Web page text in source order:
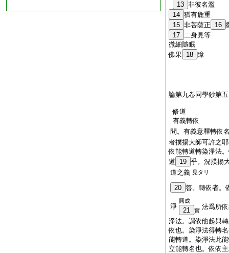
13 非彼名濫
14 猶有麁重
15 非菩薩正 16
17 二身見等
微細隨眠
佛果 18 障
論第九卷同學鈔第五
修道
有義轉依
問。有義意釋轉依
者撲揚大師可許
依能轉道轉染淨法
道
19 乎。況撲揚
道之義 見タリ
20 答。轉依者。
淨
圓成
21 實 法爲所
淨法。謂依他起與
依也。染淨法得轉
能轉道。染淨法此
立能轉名也。依依